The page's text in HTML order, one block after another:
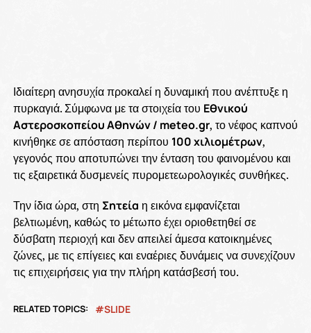
Ιδιαίτερη ανησυχία προκαλεί η δυναμική που ανέπτυξε η
πυρκαγιά. Σύμφωνα με τα στοιχεία του Εθνικού
Αστεροσκοπείου Αθηνών / meteo.gr, το νέφος καπνού
κινήθηκε σε απόσταση περίπου 100 χιλιομέτρων,
γεγονός που αποτυπώνει την ένταση του φαινομένου και
τις εξαιρετικά δυσμενείς πυρομετεωρολογικές συνθήκες.
Την ίδια ώρα, στη Σητεία η εικόνα εμφανίζεται
βελτιωμένη, καθώς το μέτωπο έχει οριοθετηθεί σε
δύσβατη περιοχή και δεν απειλεί άμεσα κατοικημένες
ζώνες, με τις επίγειες και εναέριες δυνάμεις να συνεχίζουν
τις επιχειρήσεις για την πλήρη κατάσβεσή του.
RELATED TOPICS: SLIDE